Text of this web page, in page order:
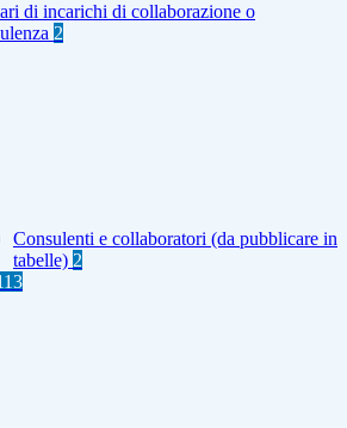
di incarichi di collaborazione o
2
Consulenti e collaboratori (da pubblicare in
tabelle) 2